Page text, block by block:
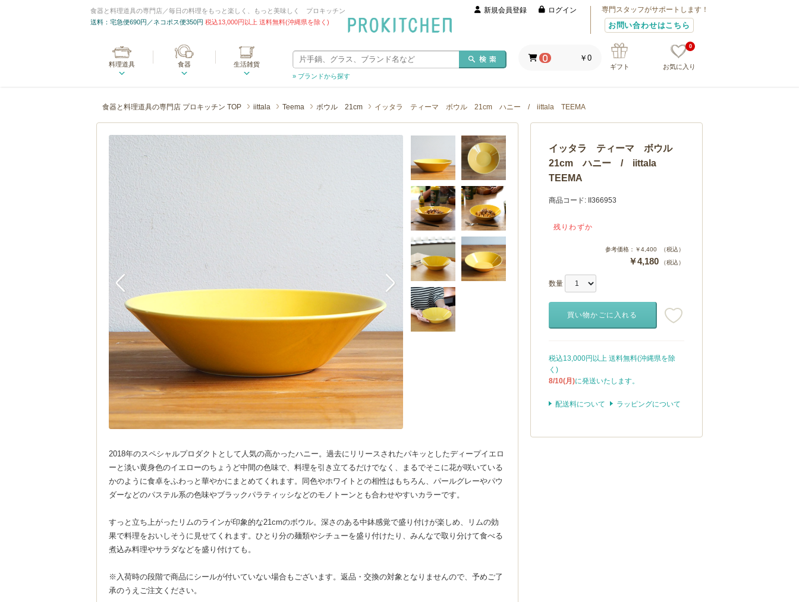
食器と料理道具の専門店／毎日の料理をもっと楽しく、もっと美味しく プロキッチン
送料：宅急便690円／ネコポス便350円 税込13,000円以上 送料無料(沖縄県を除く)
新規会員登録 ログイン 専門スタッフがサポートします！
お問い合わせはこちら
料理道具 食器
生活雑貨
» ブランドから探す
ギフト お気に入り
0
0 ￥0
食器と料理道具の専門店 プロキッチン TOP iittala Teema ボウル 21cm イッタラ ティーマ ボウル 21cm ハニー / iittala TEEMA
イッタラ ティーマ ボウル
21cm ハニー / iittala
TEEMA
商品コード: II366953
残りわずか
参考価格： ￥4,400 （税込）
￥4,180 （税込）
数量
買い物かごに入れる
税込13,000円以上 送料無料(沖縄県を除
く)
8/10(月)に発送いたします。
配送料について ラッピングについて
2018年のスペシャルプロダクトとして人気の高かったハニー。過去にリリースされたパキッとしたディープイエロ
ーと淡い黄身色のイエローのちょうど中間の色味で、料理を引き立てるだけでなく、まるでそこに花が咲いている
かのように食卓をふわっと華やかにまとめてくれます。同色やホワイトとの相性はもちろん、パールグレーやパウ
ダーなどのパステル系の色味やブラックパラティッシなどのモノトーンとも合わせやすいカラーです。
すっと立ち上がったリムのラインが印象的な21cmのボウル。深さのある中鉢感覚で盛り付けが楽しめ、リムの効
果で料理をおいしそうに見せてくれます。ひとり分の麺類やシチューを盛り付けたり、みんなで取り分けて食べる
煮込み料理やサラダなどを盛り付けても。
※入荷時の段階で商品にシールが付いていない場合もございます。返品・交換の対象となりませんので、予めご了
承のうえご注文ください。